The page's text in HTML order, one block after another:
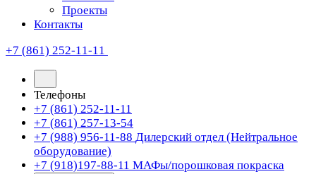
Проекты
Контакты
+7 (861) 252-11-11
Телефоны
+7 (861) 252-11-11
+7 (861) 257-13-54
+7 (988) 956-11-88 Дилерский отдел (Нейтральное
оборудование)
+7 (918)197-88-11 МАФы/порошковая покраска